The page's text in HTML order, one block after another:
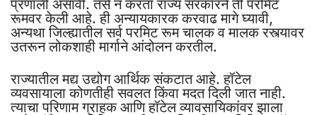
प्रणाली असावी. तसे न करता राज्य सरकारने ती परमिट
रूमवर केली आहे. ही अन्यायकारक करवाढ मागे घ्यावी,
अन्यथा जिल्ह्यातील सर्व परमिट रूम चालक व मालक रस्त्यावर
उतरून लोकशाही मार्गाने आंदोलन करतील.
राज्यातील मद्य उद्योग आर्थिक संकटात आहे. हॉटेल
व्यवसायाला कोणतीही सवलत किंवा मदत दिली जात नाही.
त्याचा परिणाम ग्राहक आणि हॉटेल व्यावसायिकांवर झाला